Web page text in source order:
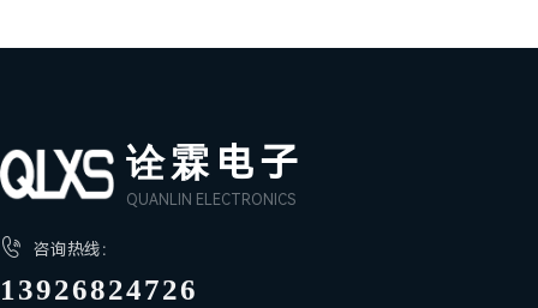
诠霖电子
QUANLIN ELECTRONICS
 咨询热线：
13926824726